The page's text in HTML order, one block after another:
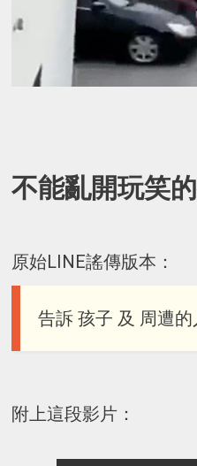
不能亂開玩笑
原始LINE謠傳版本：
告訴 孩子 及 周遭
附上這段影片：